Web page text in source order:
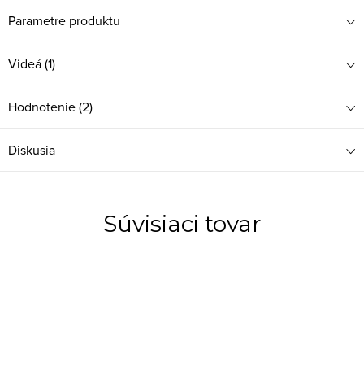
Parametre produktu
Videá (1)
Hodnotenie (2)
Diskusia
Súvisiaci tovar